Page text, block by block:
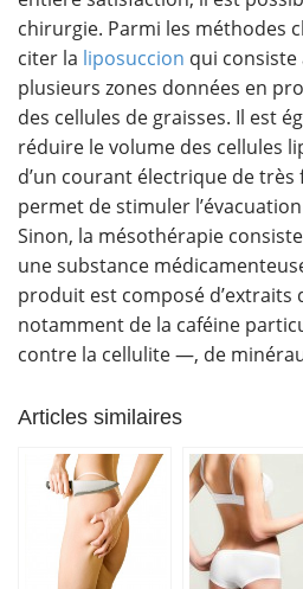
chirurgie. Parmi les méthodes
citer la liposuccion qui
plusieurs zones données en
des cellules de graisses. Il est
réduire le volume des cellules
d’un courant électrique de
permet de stimuler
Sinon, la mésothérapie
une substance
produit est composé d’extraits
notamment de la caféine
contre la cellulite —, de
Articles similaires